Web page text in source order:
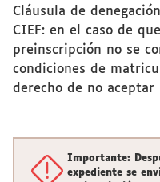
Cláusula de
CIEF: en el caso de
preinscripción no se
condiciones de
derecho de no
Importante:
expediente se